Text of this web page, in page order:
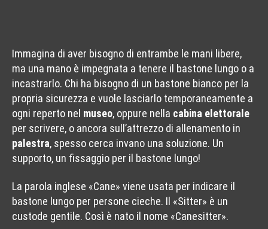
Immagina di aver bisogno di entrambe le mani libere,
ma una mano è impegnata a tenere il bastone lungo o a
incastrarlo. Chi ha bisogno di un bastone bianco per la
propria sicurezza e vuole lasciarlo temporaneamente a
ogni reperto nel museo, oppure nella cabina elettorale
per scrivere, o ancora sull’attrezzo di allenamento in
palestra, spesso cerca invano una soluzione. Un
supporto, un fissaggio per il bastone lungo!
La parola inglese «Cane» viene usata per indicare il
bastone lungo per persone cieche. Il «Sitter» è un
custode gentile. Così è nato il nome «Canesitter».